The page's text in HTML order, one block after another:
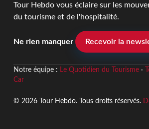
Tour Hebdo vous éclaire sur les
du tourisme et de l'hospitalité.
Ne rien manquer Recevoir la
Notre équipe : Le Quotidien du Tourisme·
Car
© 2026 Tour Hebdo. Tous droits réservés.